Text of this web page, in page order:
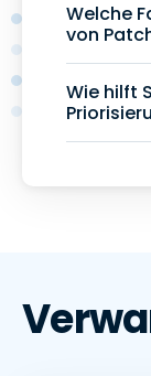
Welche
von
Wie hilft